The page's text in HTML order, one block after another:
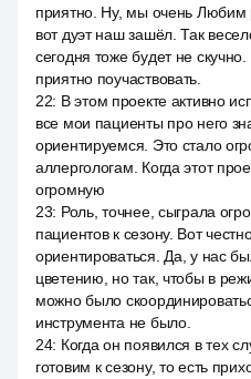
приятно. Ну, мы очень Любим
вот дуэт наш зашёл. Так
сегодня тоже будет не
приятно поучаствовать.
22: В этом проекте активно
все мои пациенты про него
ориентируемся. Это стало
аллергологам. Когда этот
огромную
23: Роль, точнее, сыграла
пациентов к сезону. Вот
ориентироваться. Да, у нас
цветению, но так, чтобы в
можно было
инструмента не было.
24: Когда он появился в тех
готовим к сезону, то есть